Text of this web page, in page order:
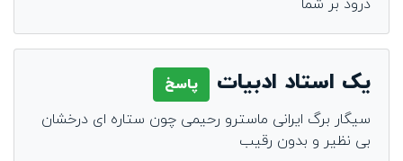
درود بر شما
یک استاد ادبیات
پاسخ
سیگار برگ ایرانی ماسترو رحیمی چون ستاره ای درخشان
بی نظیر و بدون رقیب